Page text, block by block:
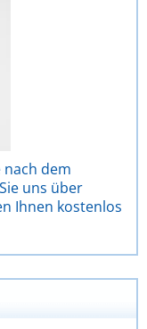
nach dem
uns über
Ihnen kostenlos